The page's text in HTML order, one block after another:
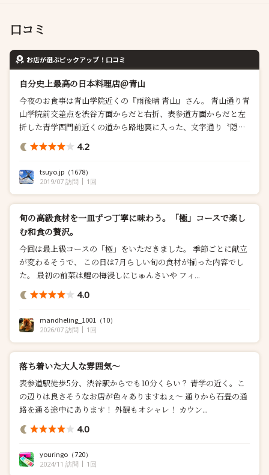
口コミ
お店が選ぶピックアップ！口コミ
自分史上最高の日本料理店@青山
今夜のお食事は青山学院近くの『雨後晴 青山』さん。 青山通り青
山学院前交差点を渋谷方面からだと右折、表参道方面からだと左
折した青学西門前近くの道から路地裏に入った、文字通り〝隠れ
家〟と呼ぶに相応しい日本料理店です。 徒歩だと、渋谷、表参道
からそれぞれ10分くらいでしょうか。 目印は電柱に掲げられた看
でしたが、2階には個室も...
4.2
tsuyo.jp （1678）
2019/07 訪問
1回
旬の高級食材を一皿ずつ丁寧に味わう。「極」コースで楽し
む和食の贅沢。
今回は最上級コースの「極」をいただきました。 季節ごとに献立
が変わるそうで、 この日は7月らしい旬の食材が揃った内容でし
た。 最初の前菜は鱧の梅浸しにじゅんさいや フィ...
4.0
mandheling_1001 （10）
2026/07 訪問
1回
落ち着いた大人な雰囲気〜
表参道駅徒歩5分、渋谷駅からでも10分くらい？ 青学の近く。こ
の辺りは良さそうなお店が色々ありますねぇ〜 通りから石畳の通
路を通る途中にあります！ 外観もオシャレ！ カウン...
4.0
youringo （720）
2024/11 訪問
1回